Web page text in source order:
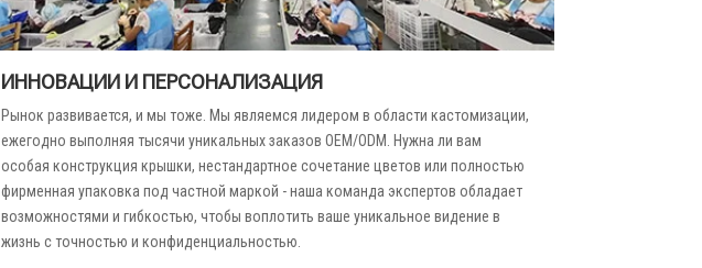
ИННОВАЦИИ И ПЕРСОНАЛИЗАЦИЯ
Рынок развивается, и мы тоже. Мы являемся лидером в области кастомизации,
ежегодно выполняя тысячи уникальных заказов OEM/ODM. Нужна ли вам
особая конструкция крышки, нестандартное сочетание цветов или полностью
фирменная упаковка под частной маркой - наша команда экспертов обладает
возможностями и гибкостью, чтобы воплотить ваше уникальное видение в
жизнь с точностью и конфиденциальностью.